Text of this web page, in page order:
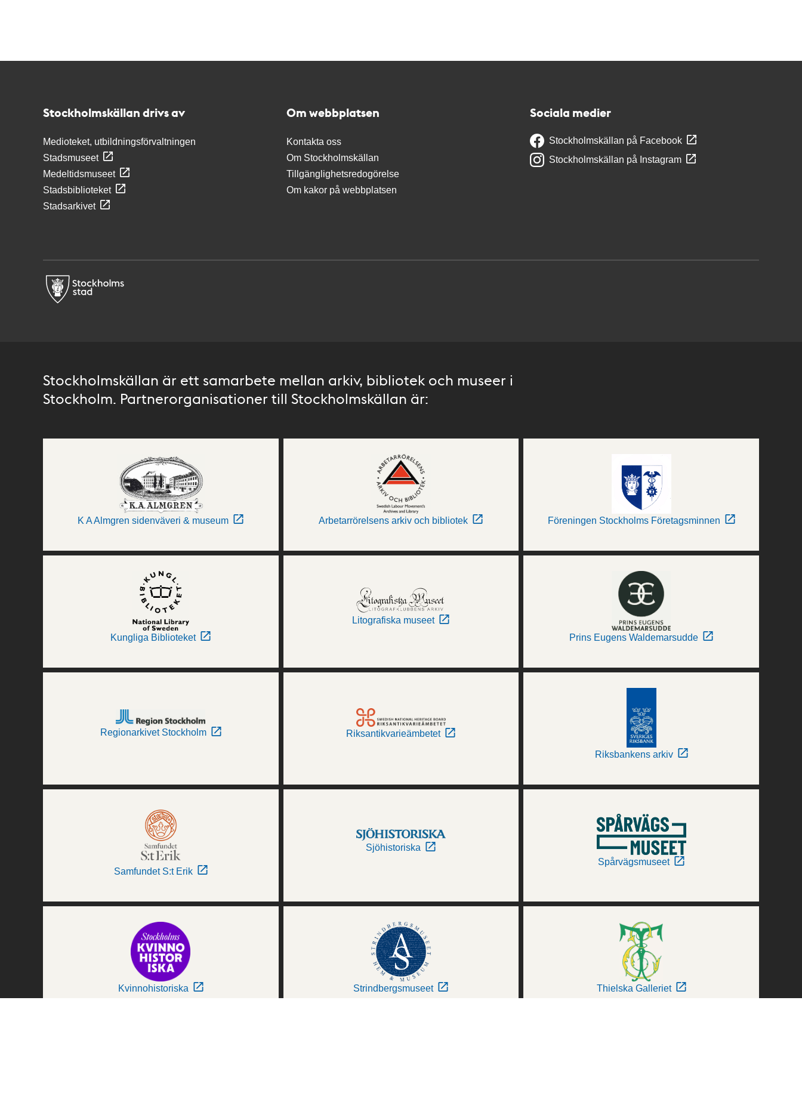
Stockholmskällan drivs av
Medioteket, utbildningsförvaltningen
Stadsmuseet
Medeltidsmuseet
Stadsbiblioteket
Stadsarkivet
Om webbplatsen
Kontakta oss
Om Stockholmskällan
Tillgänglighetsredogörelse
Om kakor på webbplatsen
Sociala medier
Stockholmskällan på Facebook
Stockholmskällan på Instagram
Stockholmskällan är ett samarbete mellan arkiv, bibliotek och museer i
Stockholm. Partnerorganisationer till Stockholmskällan är:
K A Almgren sidenväveri & museum Arbetarrörelsens arkiv och bibliotek Föreningen Stockholms Företagsminnen
Kungliga Biblioteket
Litografiska museet
Prins Eugens Waldemarsudde
Regionarkivet Stockholm Riksantikvarieämbetet
Riksbankens arkiv
Samfundet S:t Erik
Sjöhistoriska
Spårvägsmuseet
Kvinnohistoriska Strindbergsmuseet Thielska Galleriet